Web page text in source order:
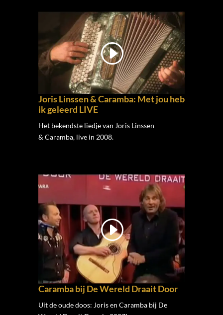
Joris Linssen & Caramba: Met jou heb
ik geleerd LIVE
Het bekendste liedje van Joris Linssen
& Caramba, live in 2008.
Caramba bij De Wereld Draait Door
Uit de oude doos: Joris en Caramba bij De